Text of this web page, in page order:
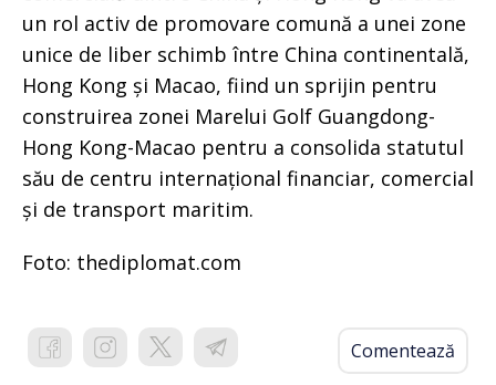
un rol activ de promovare comună a unei zone
unice de liber schimb între China continentală,
Hong Kong și Macao, fiind un sprijin pentru
construirea zonei Marelui Golf Guangdong-
Hong Kong-Macao pentru a consolida statutul
său de centru internațional financiar, comercial
și de transport maritim.
Foto: thediplomat.com
Comentează